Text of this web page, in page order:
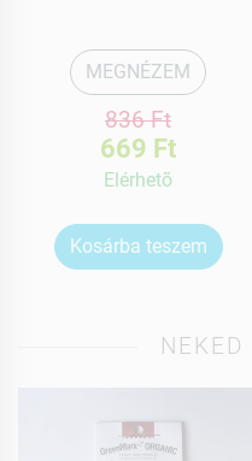
MEGNÉZEM
836 Ft
669 Ft
Elérhetõ
Kosárba teszem